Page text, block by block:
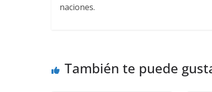
naciones.
También te puede